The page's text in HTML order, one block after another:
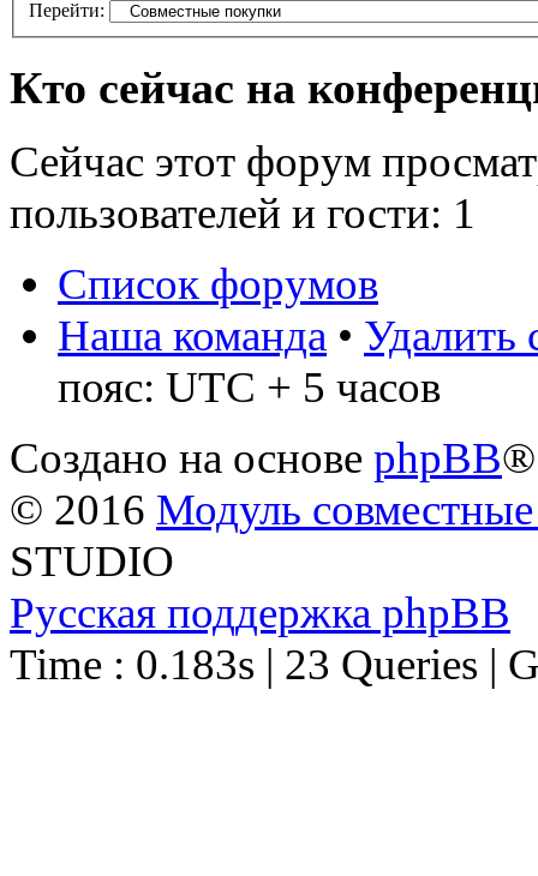
Перейти:
Кто сейчас на
Сейчас этот форум
пользователей и гости: 1
Список форумов
Наша команда • Удалить
пояс: UTC + 5 часов
Создано на основе phpBB®
© 2016 Модуль
STUDIO
Русская поддержка phpBB
Time : 0.183s | 23 Queries |